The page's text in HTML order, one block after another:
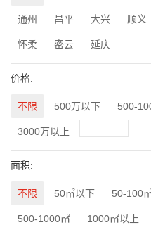
通州 昌平 大兴 顺义
怀柔 密云 延庆
价格:
不限 500万以下 500-
3000万以上
面积:
不限 50㎡以下 50-100
500-1000㎡ 1000㎡以上